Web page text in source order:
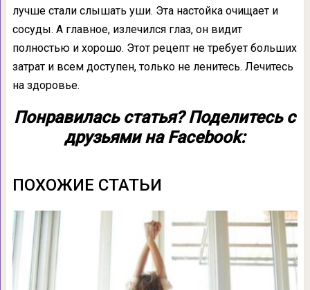
лучше стали слышать уши. Эта настойка очищает и
сосуды. А главное, излечился глаз, он видит
полностью и хорошо. Этот рецепт не требует больших
затрат и всем доступен, только не ленитесь. Лечитесь
на здоровье.
Понравилась статья? Поделитесь с
друзьями на Facebook:
ПОХОЖИЕ СТАТЬИ